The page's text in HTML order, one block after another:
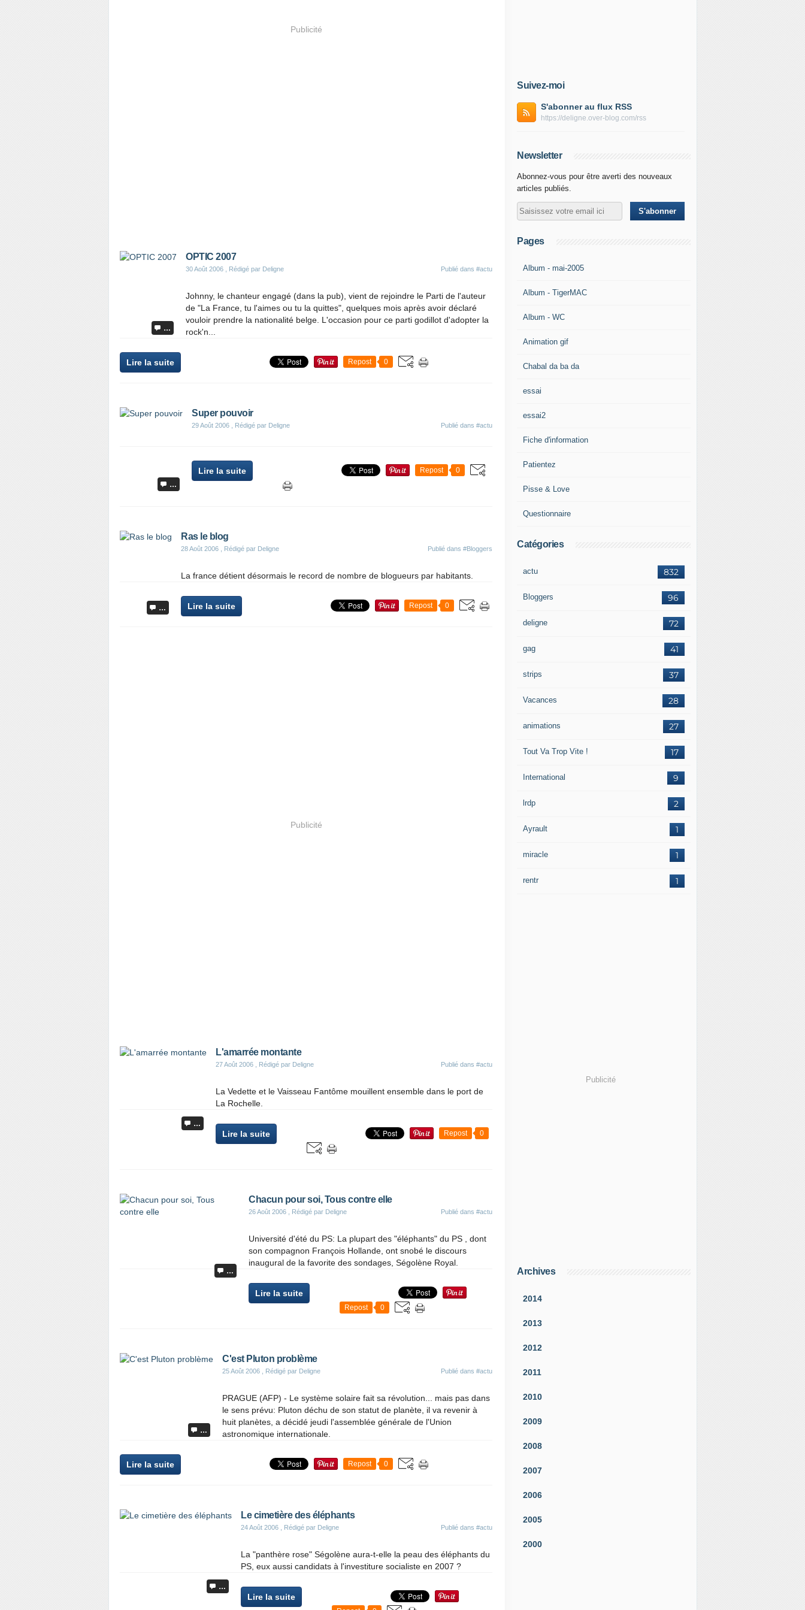
Publicité
…
OPTIC 2007
30 Août 2006 , Rédigé par Deligne Publié dans #actu
Johnny, le chanteur engagé (dans la pub), vient de rejoindre le Parti de l'auteur
de "La France, tu l'aimes ou tu la quittes", quelques mois après avoir déclaré
vouloir prendre la nationalité belge. L'occasion pour ce parti godillot d'adopter la
rock'n...
Lire la suite Repost 0
…
Super pouvoir
29 Août 2006 , Rédigé par Deligne Publié dans #actu
Lire la suite Repost 0
…
Ras le blog
28 Août 2006 , Rédigé par Deligne Publié dans #Bloggers
La france détient désormais le record de nombre de blogueurs par habitants.
Lire la suite Repost 0
Publicité
…
L'amarrée montante
27 Août 2006 , Rédigé par Deligne Publié dans #actu
La Vedette et le Vaisseau Fantôme mouillent ensemble dans le port de
La Rochelle.
Lire la suite Repost 0
…
Chacun pour soi, Tous contre elle
26 Août 2006 , Rédigé par Deligne Publié dans #actu
Université d'été du PS: La plupart des "éléphants" du PS , dont
son compagnon François Hollande, ont snobé le discours
inaugural de la favorite des sondages, Ségolène Royal.
Lire la suite
Repost 0
…
C'est Pluton problème
25 Août 2006 , Rédigé par Deligne Publié dans #actu
PRAGUE (AFP) - Le système solaire fait sa révolution... mais pas dans
le sens prévu: Pluton déchu de son statut de planète, il va revenir à
huit planètes, a décidé jeudi l'assemblée générale de l'Union
astronomique internationale.
Lire la suite Repost 0
…
Le cimetière des éléphants
24 Août 2006 , Rédigé par Deligne Publié dans #actu
La "panthère rose" Ségolène aura-t-elle la peau des éléphants du
PS, eux aussi candidats à l'investiture socialiste en 2007 ?
Lire la suite
Suivez-moi
S'abonner au flux RSS
https://deligne.over-blog.com/rss
Newsletter
Abonnez-vous pour être averti des nouveaux
articles publiés.
Pages
Album - mai-2005
Album - TigerMAC
Album - WC
Animation gif
Chabal da ba da
essai
essai2
Fiche d'information
Patientez
Pisse & Love
Questionnaire
Catégories
832
actu
96
Bloggers
72
deligne
41
gag
37
strips
28
Vacances
27
animations
17
Tout Va Trop Vite !
9
International
2
lrdp
1
Ayrault
1
miracle
1
rentr
Publicité
Archives
2014
2013
2012
2011
2010
2009
2008
2007
2006
2005
2000